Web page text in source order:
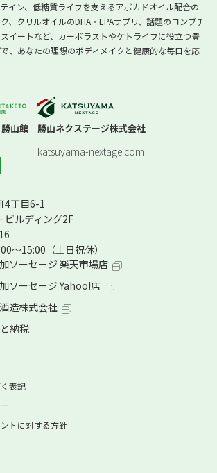
イン、低糖質ライフを支えるアボカドオイル配合の
、クリルオイルのDHA・EPAサプリ、話題のコンブチ
イートなど、カーボラストやケトライフに役立つ豊
、あなたの理想のボディメイクと健康的な毎日を応
山館
勝山ネクステージ株式会社
katsuyama-nextage.com
4丁目6-1
ビルディング2F
～15:00（土日祝休）
ソーセージ 楽天市場店
ソーセージ Yahoo!店
造株式会社
納税
表記
トに対する方針